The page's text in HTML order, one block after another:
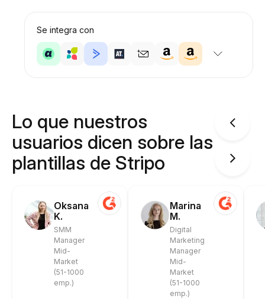
Se integra con
Lo que nuestros
usuarios dicen sobre las
plantillas de Stripo
Oksana
K.
SMM
Manager
Mid-
Market
(51-1000
emp.)
Marina
M.
Digital
Marketing
Manager
Mid-
Market
(51-1000
emp.)